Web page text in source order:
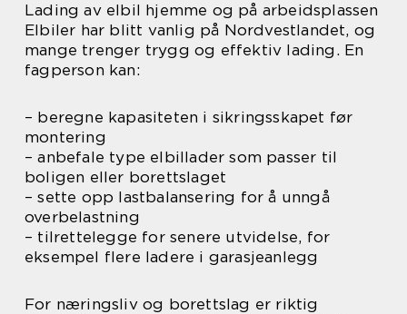
Lading av elbil hjemme og på arbeidsplassen
Elbiler har blitt vanlig på Nordvestlandet, og
mange trenger trygg og effektiv lading. En
fagperson kan:
– beregne kapasiteten i sikringsskapet før
montering
– anbefale type elbillader som passer til
boligen eller borettslaget
– sette opp lastbalansering for å unngå
overbelastning
– tilrettelegge for senere utvidelse, for
eksempel flere ladere i garasjeanlegg
For næringsliv og borettslag er riktig